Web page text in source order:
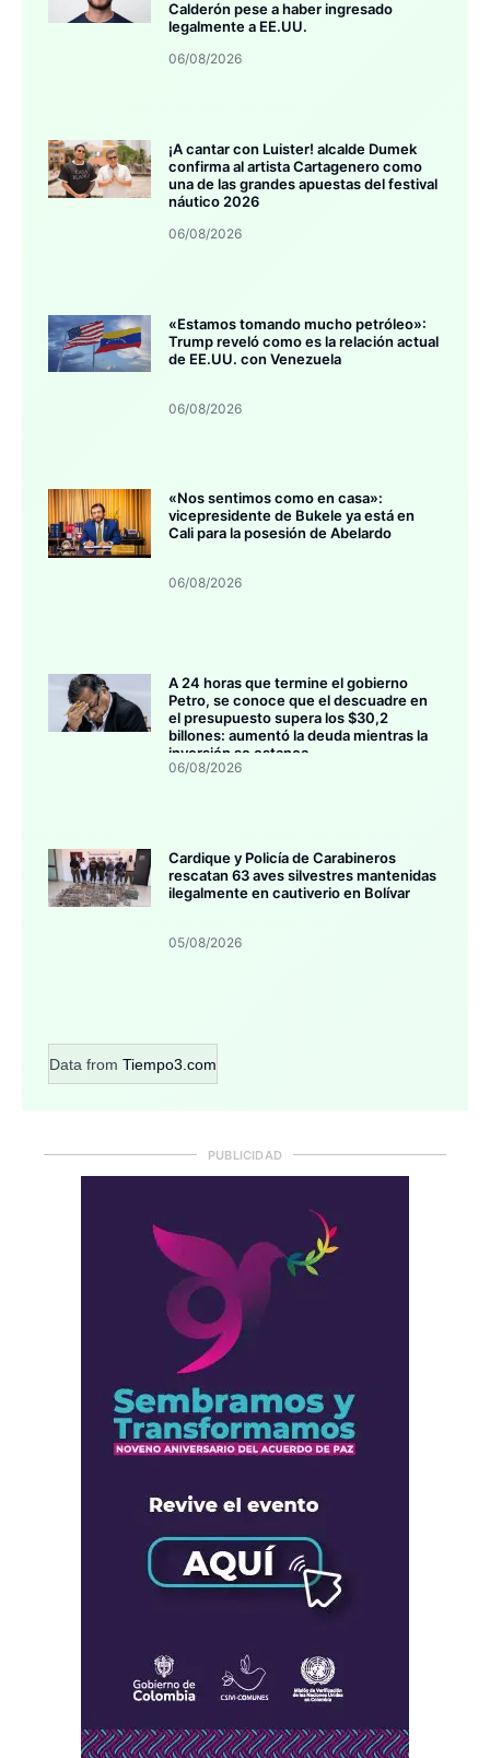
Calderón pese a haber ingresado
legalmente a EE.UU.
06/08/2026
¡A cantar con Luister! alcalde Dumek
confirma al artista Cartagenero como
una de las grandes apuestas del festival
náutico 2026
06/08/2026
«Estamos tomando mucho petróleo»:
Trump reveló como es la relación actual
de EE.UU. con Venezuela
06/08/2026
«Nos sentimos como en casa»:
vicepresidente de Bukele ya está en
Cali para la posesión de Abelardo
06/08/2026
A 24 horas que termine el gobierno
Petro, se conoce que el descuadre en
el presupuesto supera los $30,2
billones: aumentó la deuda mientras la
inversión se estanca
06/08/2026
Cardique y Policía de Carabineros
rescatan 63 aves silvestres mantenidas
ilegalmente en cautiverio en Bolívar
05/08/2026
Data from Tiempo3.com
PUBLICIDAD